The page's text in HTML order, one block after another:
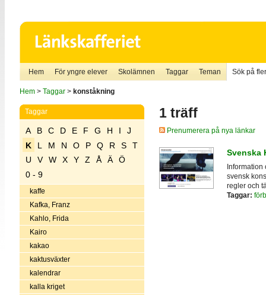
Hem För yngre elever Skolämnen Taggar Teman Sök på
Hem> Taggar> konståkning
Taggar
A B C D E F G H I
J
K
L M N O P Q R S
T
U
V W X Y Z Å Ä
Ö
0 - 9
kaffe
Kafka, Franz
Kahlo, Frida
Kairo
kakao
kaktusväxter
kalendrar
kalla kriget
1 träff
Prenumerera på nya länkar
Svenska
Information
svensk
regler och
Taggar: